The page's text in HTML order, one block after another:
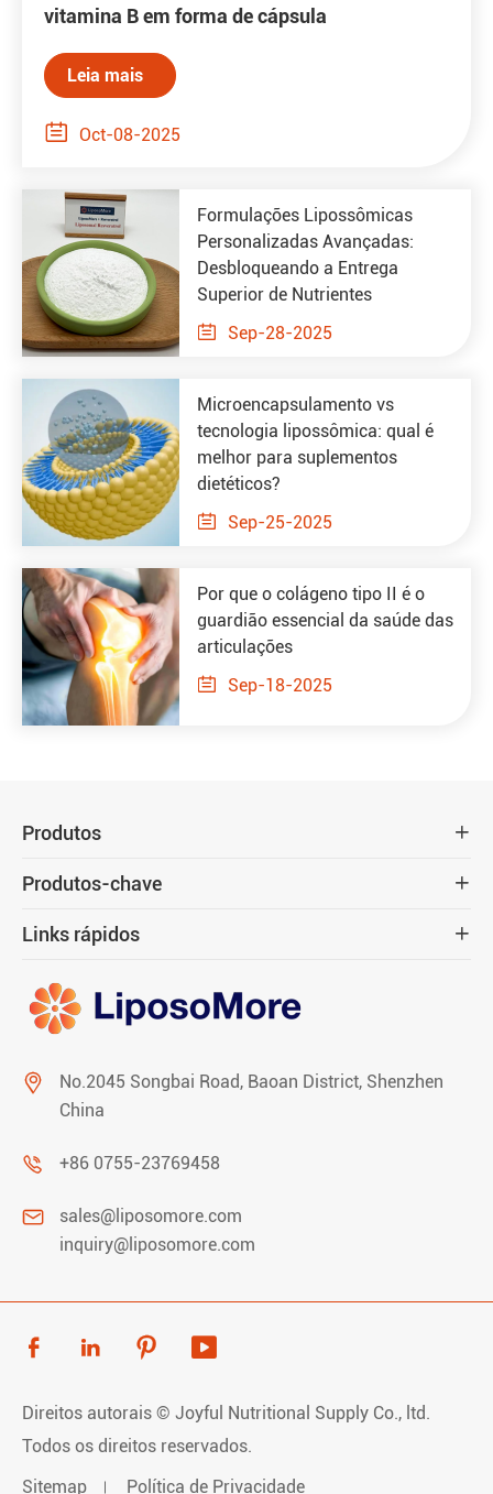
vitamina B em forma de cápsula
Leia mais
 Oct-08-2025
Formulações Lipossômicas
Personalizadas Avançadas:
Desbloqueando a Entrega
Superior de Nutrientes
 Sep-28-2025
Microencapsulamento vs
tecnologia lipossômica: qual é
melhor para suplementos
dietéticos?
 Sep-25-2025
Por que o colágeno tipo II é o
guardião essencial da saúde das
articulações
 Sep-18-2025
Produtos 
Produtos-chave 
Links rápidos 

No.2045 Songbai Road, Baoan District, Shenzhen
China
 +86 0755-23769458

sales@liposomore.com
inquiry@liposomore.com
   
Direitos autorais © Joyful Nutritional Supply Co., ltd.
Todos os direitos reservados.
Sitemap
Política de Privacidade